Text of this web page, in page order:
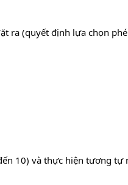
ra (quyết định lựa chọn
10) và thực hiện tương tự